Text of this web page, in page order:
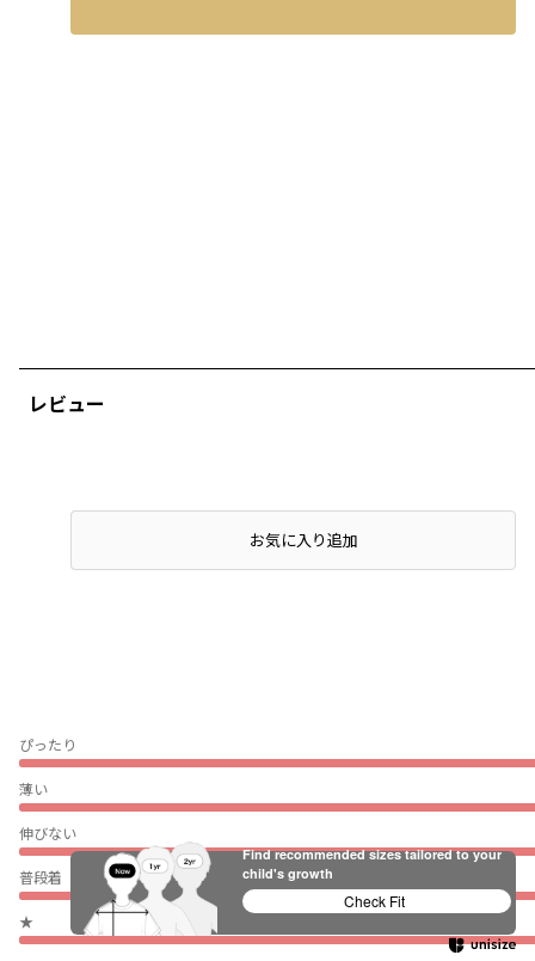
レビュー
ぴったり
薄い
伸びない
普段着（通園・通学）
★
店頭在庫を確認するお気に入り追加
Find recommended sizes tailored to your
child's growth
Check Fit